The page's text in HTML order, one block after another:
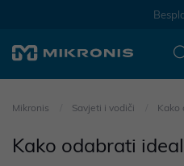
Mikronis Savjeti i vodiči Kako
Kako odabrati